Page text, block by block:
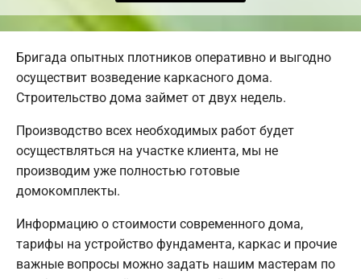
Бригада опытных плотников оперативно и выгодно
осуществит возведение каркасного дома.
Строительство дома займет от двух недель.
Производство всех необходимых работ будет
осуществляться на участке клиента, мы не
производим уже полностью готовые
домокомплекты.
Информацию о стоимости современного дома,
тарифы на устройство фундамента, каркас и прочие
важные вопросы можно задать нашим мастерам по